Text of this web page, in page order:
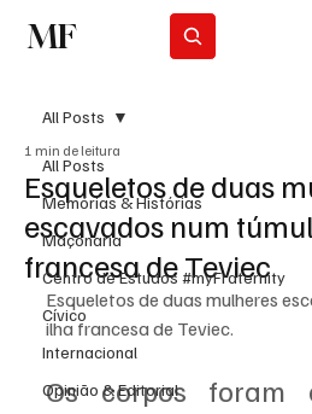
MF
All Posts
Memórias & Histórias
Maçonaria
Centro de Estudos #myFraternity
Cívico
Internacional
Opinião & Editorial
All Posts
Esqueletos de duas
escavados num
francesa de Teviec
1 min de leitura
Esqueletos de duas mulheres
ilha francesa de Teviec.
Os corpos foram